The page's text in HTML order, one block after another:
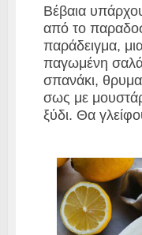
Βέβαια
από το
παράδειγμα,
παγωμένη
σπανάκι,
σως με
ξύδι. Θα